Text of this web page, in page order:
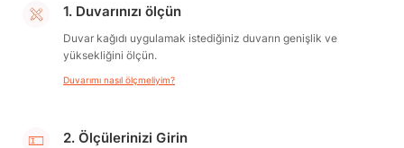
1. Duvarınızı ölçün
Duvar kağıdı uygulamak istediğiniz duvarın genişlik ve
yüksekliğini ölçün.
Duvarımı nasıl ölçmeliyim?
2. Ölçülerinizi Girin